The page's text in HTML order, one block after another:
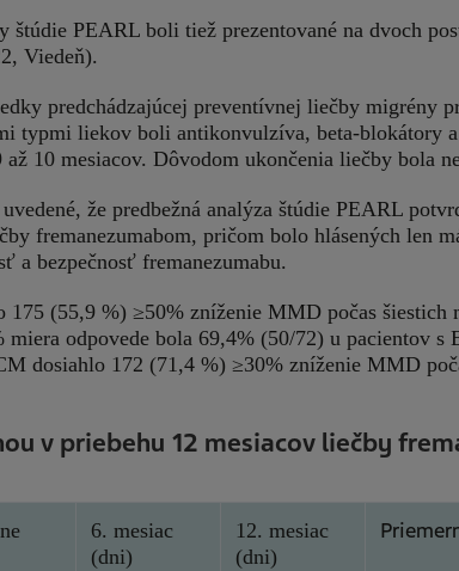
PEARL boli tiež prezentované na dvoch
Viedeň).
predchádzajúcej preventívnej liečby migrény
typmi liekov boli antikonvulzíva, beta-blokátory
10 mesiacov. Dôvodom ukončenia liečby bola
že predbežná analýza štúdie PEARL
fremanezumabom, pričom bolo hlásených len
a bezpečnosť fremanezumabu.
175 (55,9 %) ≥50% zníženie MMD počas šiestich
miera odpovede bola 69,4% (50/72) u pacientov
dosiahlo 172 (71,4 %) ≥30% zníženie MMD
v priebehu 12 mesiacov liečby
6. mesiac
(dni)
12. mesiac
(dni)